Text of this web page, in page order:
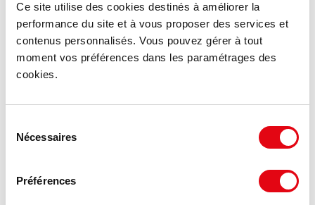
Ce site utilise des cookies destinés à améliorer la
performance du site et à vous proposer des services et
contenus personnalisés. Vous pouvez gérer à tout
moment vos préférences dans les paramétrages des
cookies.
Nécessaires
Préférences
21 rue Hubble, 59650 VILLENEUVE D'ASCQ